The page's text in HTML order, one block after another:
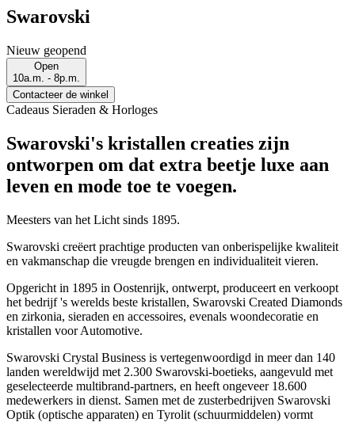
Swarovski
Nieuw geopend
Open
10a.m. - 8p.m.
Contacteer de winkel
Cadeaus Sieraden & Horloges
Swarovski's kristallen creaties zijn
ontworpen om dat extra beetje luxe aan
leven en mode toe te voegen.
Meesters van het Licht sinds 1895.
Swarovski creëert prachtige producten van onberispelijke kwaliteit
en vakmanschap die vreugde brengen en individualiteit vieren.
Opgericht in 1895 in Oostenrijk, ontwerpt, produceert en verkoopt
het bedrijf 's werelds beste kristallen, Swarovski Created Diamonds
en zirkonia, sieraden en accessoires, evenals woondecoratie en
kristallen voor Automotive.
Swarovski Crystal Business is vertegenwoordigd in meer dan 140
landen wereldwijd met 2.300 Swarovski-boetieks, aangevuld met
geselecteerde multibrand-partners, en heeft ongeveer 18.600
medewerkers in dienst. Samen met de zusterbedrijven Swarovski
Optik (optische apparaten) en Tyrolit (schuurmiddelen) vormt